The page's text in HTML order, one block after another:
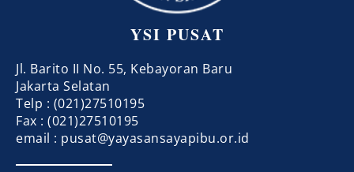
YSI PUSAT
Jl. Barito II No. 55, Kebayoran Baru
Jakarta Selatan
Telp : (021)27510195
Fax : (021)27510195
email : pusat@yayasansayapibu.or.id